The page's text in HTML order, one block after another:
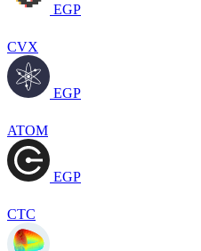
EGP
CVX
EGP
ATOM
EGP
CTC